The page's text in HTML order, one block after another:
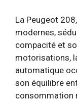
La Peugeot
modernes,
compacité et
motorisations,
automatique
son équilibre
consommation